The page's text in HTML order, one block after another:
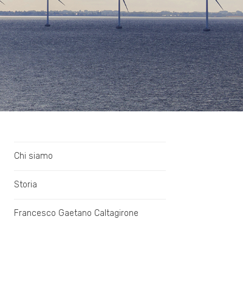
Chi siamo
Storia
Francesco Gaetano Caltagirone